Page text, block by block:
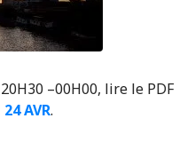
–00H00, lire le PDF
24 AVR.